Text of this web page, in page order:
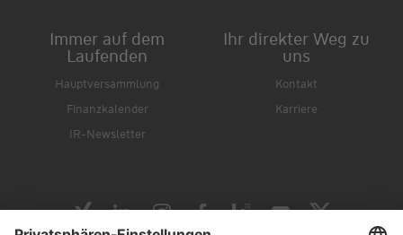
Immer auf dem
Laufenden
Hauptversammlung
Finanzkalender
IR-Newsletter
Ihr direkter Weg zu
uns
Kontakt
Karriere